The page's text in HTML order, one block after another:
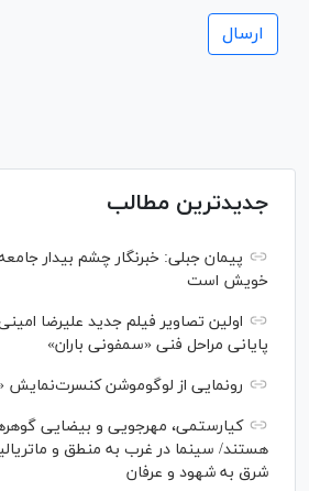
جدیدترین مطالب
پیمان جبلی: خبرنگار چشم بیدار
خویش است
اولین تصاویر فیلم جدید علیرضا
پایانی مراحل فنی «سمفونی باران»
رونمایی از لوگوموشن
کیارستمی، مهرجویی و بیضایی
هستند/ سینما در غرب به منطق و
شرق به شهود و عرفان